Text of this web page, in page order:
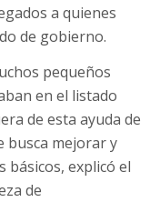
a quienes
de gobierno.
pequeños
en el listado
de esta ayuda de
busca mejorar y
básicos, explicó el
de